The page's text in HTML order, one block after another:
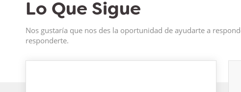
Lo Que Sigue
Nos gustaría que nos des la oportunidad de ayudarte a
responderte.